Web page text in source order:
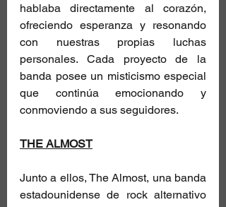
hablaba directamente al corazón,
ofreciendo esperanza y resonando
con nuestras propias luchas
personales. Cada proyecto de la
banda posee un misticismo especial
que continúa emocionando y
conmoviendo a sus seguidores.
THE ALMOST
Junto a ellos, The Almost, una banda
estadounidense de rock alternativo